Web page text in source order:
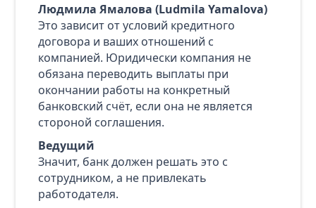
Людмила Ямалова (Ludmila Yamalova)
Это зависит от условий кредитного
договора и ваших отношений с
компанией. Юридически компания не
обязана переводить выплаты при
окончании работы на конкретный
банковский счёт, если она не является
стороной соглашения.
Ведущий
Значит, банк должен решать это с
сотрудником, а не привлекать
работодателя.